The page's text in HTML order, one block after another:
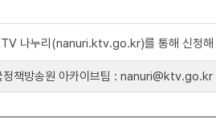
나누리(nanuri.ktv.go.kr)를 통해 신청해
정책방송원 아카이브팀 : nanuri@ktv.go.kr